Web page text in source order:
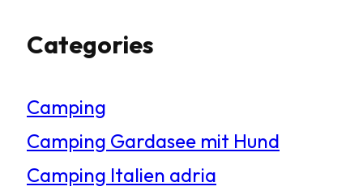
c
e
n
Categories
Camping
Camping Gardasee mit Hund
Camping Italien adria